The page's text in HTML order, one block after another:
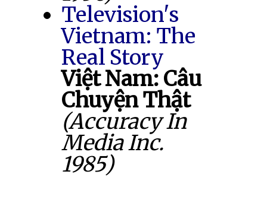
Television's
Vietnam: The
Real Story
Việt Nam: Câu
Chuyện Thật
(Accuracy In
Media Inc.
1985)